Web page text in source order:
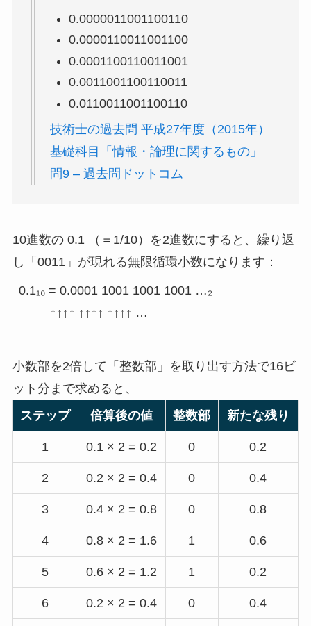
0.0000011001100110
0.0000110011001100
0.0001100110011001
0.0011001100110011
0.0110011001100110
技術士の過去問 平成27年度（2015年）
基礎科目「情報・論理に関するもの」
問9 – 過去問ドットコム
10進数の 0.1 （＝1/10）を2進数にすると、繰り返
し「0011」が現れる無限循環小数になります：
0.1₁₀ = 0.0001 1001 1001 1001 …₂
小数部を2倍して「整数部」を取り出す方法で16ビ
ット分まで求めると、
ステップ
倍算後の値 整数部 新たな残り
1 0.1 × 2 = 0.2 0 0.2
2 0.2 × 2 = 0.4 0 0.4
3 0.4 × 2 = 0.8 0 0.8
4 0.8 × 2 = 1.6 1 0.6
5 0.6 × 2 = 1.2 1 0.2
6 0.2 × 2 = 0.4 0 0.4